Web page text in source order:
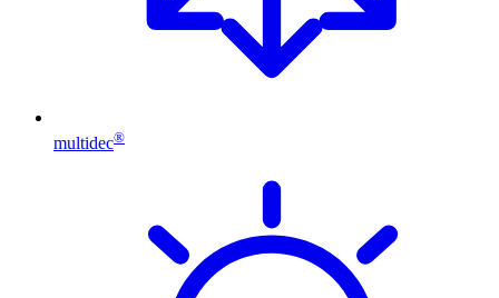
multidec®